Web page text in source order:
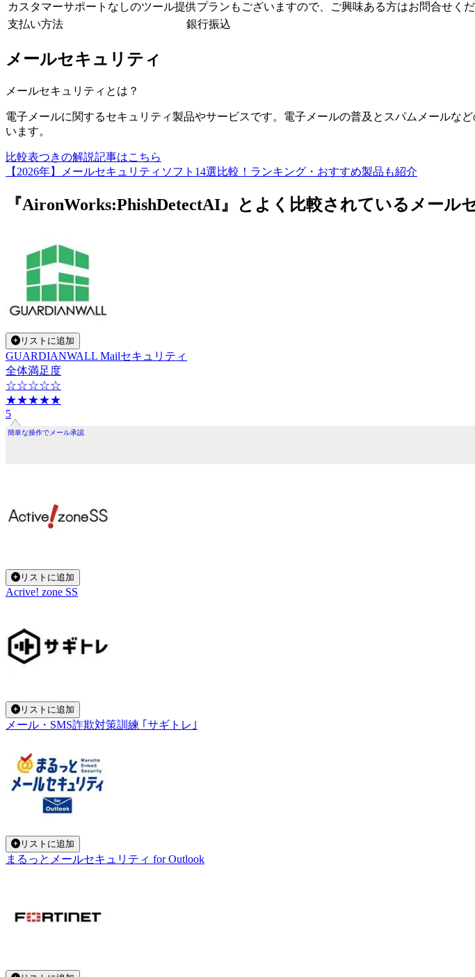
カスタマーサポートなしのツール提供プランもございますので、ご興味ある方はお問合せくだ
支払い方法
銀行振込
メールセキュリティ
メールセキュリティ とは？
電子メールに関するセキュリティ製品やサービスです。電子メールの普及とスパムメールな
います。
比較表つきの解説記事はこちら
【2026年】メールセキュリティソフト14選比較！ランキング・おすすめ製品も紹介
『AironWorks:PhishDetectAI』とよく比較されているメール
リストに追加
GUARDIANWALL Mailセキュリティ
全体満足度
☆☆☆☆☆
★★★★★
5
簡単な操作でメール承認
リストに追加
Acrive! zone SS
リストに追加
メール・SMS詐欺対策訓練 ｢サギトレ｣
リストに追加
まるっとメールセキュリティ for Outlook